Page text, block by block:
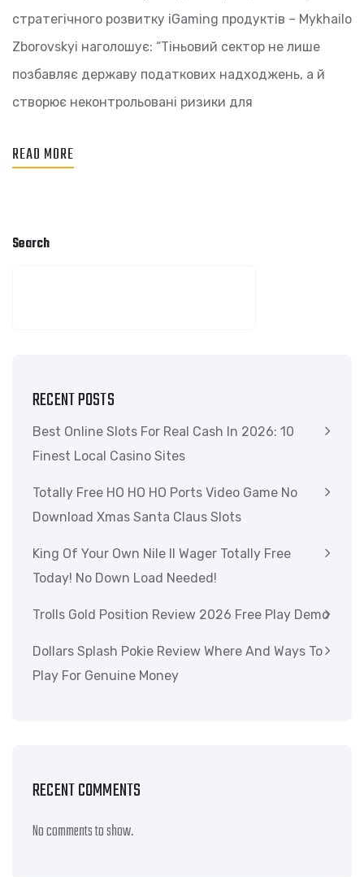
стратегічного розвитку iGaming продуктів – Mykhailo
Zborovskyi наголошує: “Тіньовий сектор не лише
позбавляє державу податкових надходжень, а й
створює неконтрольовані ризики для
READ MORE
Search
RECENT POSTS
Best Online Slots For Real Cash In 2026: 10
Finest Local Casino Sites
Totally Free HO HO HO Ports Video Game No
Download Xmas Santa Claus Slots
King Of Your Own Nile II Wager Totally Free
Today! No Down Load Needed!
Trolls Gold Position Review 2026 Free Play Demo
Dollars Splash Pokie Review Where And Ways To
Play For Genuine Money
RECENT COMMENTS
No comments to show.